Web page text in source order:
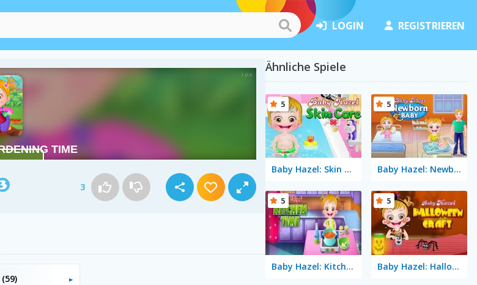
LOGIN REGISTRIEREN
3
(59)
Ähnliche Spiele
Baby Hazel: Skin Care
5
Baby Hazel: Newborn Baby
5
Baby Hazel: Kitchen Time
5
Baby Hazel: Halloween Crafts
5